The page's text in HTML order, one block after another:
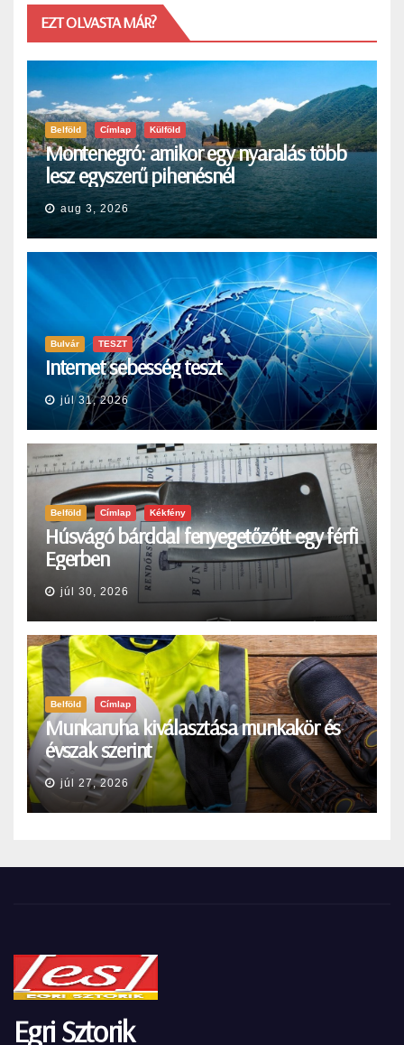
EZT OLVASTA MÁR?
Belföld Címlap Külföld
Montenegró: amikor egy nyaralás több
lesz egyszerű pihenésnél
aug 3, 2026
Bulvár TESZT
Internet sebesség teszt
júl 31, 2026
Belföld Címlap Kékfény
Húsvágó bárddal fenyegetőzőtt egy férfi
Egerben
júl 30, 2026
Belföld Címlap
Munkaruha kiválasztása munkakör és
évszak szerint
júl 27, 2026
Egri Sztorik